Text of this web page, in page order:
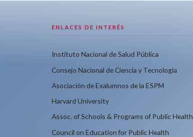
ENLACES DE INTERÉS
Instituto Nacional de Salud Pública
Consejo Nacional de Ciencia y Tecnología
Asociación de Exalumnos de la ESPM
Harvard University
Assoc. of Schools & Programs of Public Health
Council on Education for Public Health